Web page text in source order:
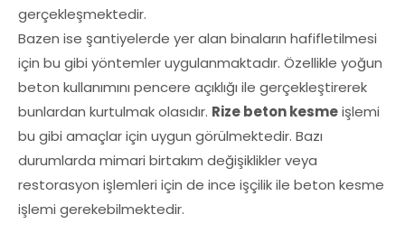
gerçekleşmektedir.
Bazen ise şantiyelerde yer alan binaların hafifletilmesi
için bu gibi yöntemler uygulanmaktadır. Özellikle yoğun
beton kullanımını pencere açıklığı ile gerçekleştirerek
bunlardan kurtulmak olasıdır. Rize beton kesmeişlemi
bu gibi amaçlar için uygun görülmektedir. Bazı
durumlarda mimari birtakım değişiklikler veya
restorasyon işlemleri için de ince işçilik ile beton kesme
işlemi gerekebilmektedir.